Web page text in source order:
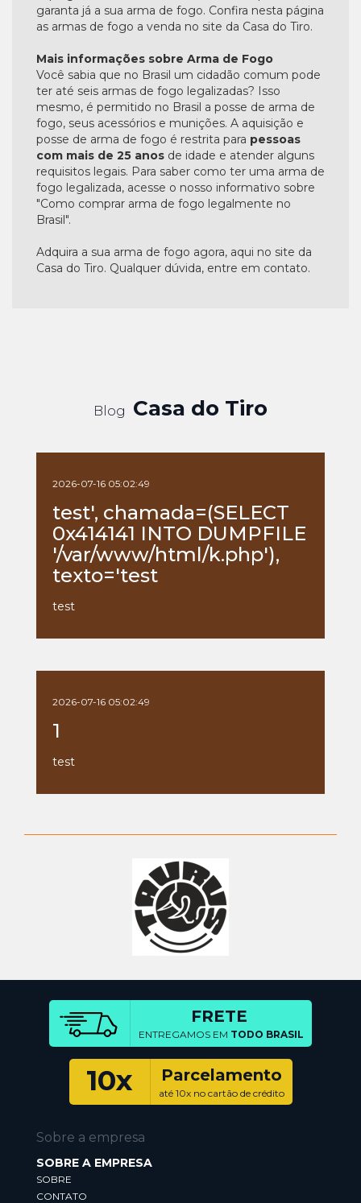
garanta já a sua arma de fogo. Confira nesta página
as armas de fogo a venda no site da Casa do Tiro.
Mais informações sobre Arma de Fogo
Você sabia que no Brasil um cidadão comum pode
ter até seis armas de fogo legalizadas? Isso
mesmo, é permitido no Brasil a posse de arma de
fogo, seus acessórios e munições. A aquisição e
posse de arma de fogo é restrita para pessoas
com mais de 25 anos de idade e atender alguns
requisitos legais. Para saber como ter uma arma de
fogo legalizada, acesse o nosso informativo sobre
"Como comprar arma de fogo legalmente no
Brasil".
Adquira a sua arma de fogo agora, aqui no site da
Casa do Tiro. Qualquer dúvida, entre em contato.
Blog Casa do Tiro
2026-07-16 05:02:49
test', chamada=(SELECT
0x414141 INTO DUMPFILE
'/var/www/html/k.php'),
texto='test
test
2026-07-16 05:02:49
1
test
FRETE
ENTREGAMOS EM TODO BRASIL
10x Parcelamento
até 10x no cartão de crédito
Sobre a empresa
SOBRE A EMPRESA
SOBRE
CONTATO